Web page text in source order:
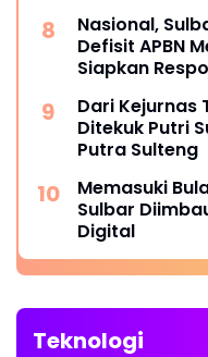
Nasional,
Defisit APBN
Siapkan
Dari Kejurnas
Ditekuk Putri
Putra Sulteng
Memasuki
Sulbar
Digital
Teknologi